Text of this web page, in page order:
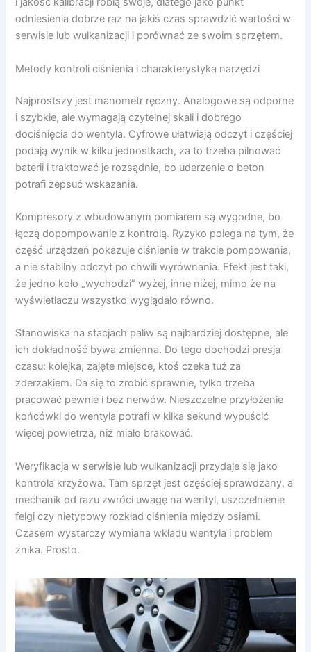
odniesienia dobrze raz na jakiś czas sprawdzić wartości w
serwisie lub wulkanizacji i porównać ze swoim sprzętem.
Metody kontroli ciśnienia i charakterystyka narzędzi
Najprostszy jest manometr ręczny. Analogowe są odporne
i szybkie, ale wymagają czytelnej skali i dobrego
dociśnięcia do wentyla. Cyfrowe ułatwiają odczyt i częściej
podają wynik w kilku jednostkach, za to trzeba pilnować
baterii i traktować je rozsądnie, bo uderzenie o beton
potrafi zepsuć wskazania.
Kompresory z wbudowanym pomiarem są wygodne, bo
łączą dopompowanie z kontrolą. Ryzyko polega na tym, że
część urządzeń pokazuje ciśnienie w trakcie pompowania,
a nie stabilny odczyt po chwili wyrównania. Efekt jest taki,
że jedno koło „wychodzi” wyżej, inne niżej, mimo że na
wyświetlaczu wszystko wyglądało równo.
Stanowiska na stacjach paliw są najbardziej dostępne, ale
ich dokładność bywa zmienna. Do tego dochodzi presja
czasu: kolejka, zajęte miejsce, ktoś czeka tuż za
zderzakiem. Da się to zrobić sprawnie, tylko trzeba
pracować pewnie i bez nerwów. Nieszczelne przyłożenie
końcówki do wentyla potrafi w kilka sekund wypuścić
więcej powietrza, niż miało brakować.
Weryfikacja w serwisie lub wulkanizacji przydaje się jako
kontrola krzyżowa. Tam sprzęt jest częściej sprawdzany, a
mechanik od razu zwróci uwagę na wentyl, uszczelnienie
felgi czy nietypowy rozkład ciśnienia między osiami.
Czasem wystarczy wymiana wkładu wentyla i problem
znika. Prosto.